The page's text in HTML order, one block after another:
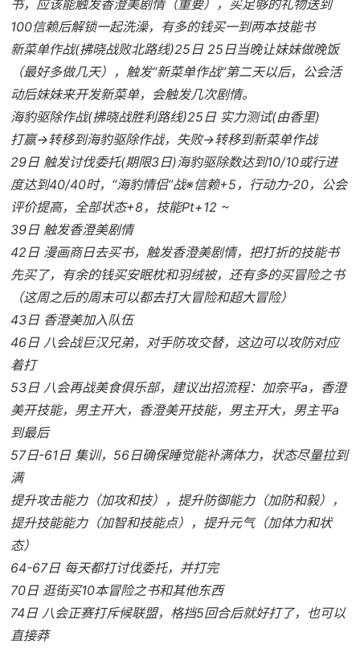
书，应该能触发香澄美剧情（重要），买足够的礼物送到
100信赖后解锁一起洗澡，有多的钱买一到两本技能书
新菜单作战(拂晓战败北路线)25日 25日当晚让妹妹做晚饭
（最好多做几天），触发“新菜单作战”第二天以后，公会活
动后妹妹来开发新菜单，会触发几次剧情。
海豹驱除作战(拂晓战胜利路线)25日 实力测试(由香里)
打赢→转移到海豹驱除作战，失败→转移到新菜单作战
29日 触发讨伐委托(期限3日)海豹驱除数达到10/10或行进
度达到40/40时，“海豹情侣”战※信赖+5，行动力-20，公会
评价提高，全部状态+8，技能Pt+12 ~
39日 触发香澄美剧情
42日 漫画商日去买书，触发香澄美剧情，把打折的技能书
先买了，有余的钱买安眠枕和羽绒被，还有多的买冒险之书
（这周之后的周末可以都去打大冒险和超大冒险）
43日 香澄美加入队伍
46日 八会战巨汉兄弟，对手防攻交替，这边可以攻防对应
着打
53日 八会再战美食俱乐部，建议出招流程：加奈平a，香澄
美开技能，男主开大，香澄美开技能，男主开大，男主平a
到最后
57日-61日 集训，56日确保睡觉能补满体力，状态尽量拉到
满
提升攻击能力（加攻和技），提升防御能力（加防和毅），
提升技能能力（加智和技能点），提升元气（加体力和状
态）
64-67日 每天都打讨伐委托，并打完
70日 逛街买10本冒险之书和其他东西
74日 八会正赛打斥候联盟，格挡5回合后就好打了，也可以
直接莽